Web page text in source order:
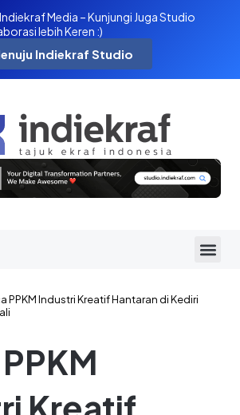
Media – Kunjungi Juga Studio
lebih Keren :)
Indiekraf Studio
PPKM Industri Kreatif Hantaran di Kediri